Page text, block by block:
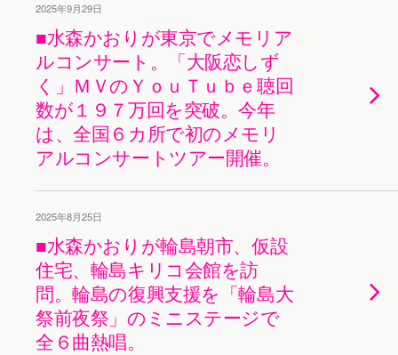
2025年9月29日
■水森かおりが東京でメモリア
ルコンサート。「大阪恋しず
く」ＭＶのＹｏｕＴｕｂｅ聴回
数が１９７万回を突破。今年
は、全国６カ所で初のメモリ
アルコンサートツアー開催。
2025年8月25日
■水森かおりが輪島朝市、仮設
住宅、輪島キリコ会館を訪
問。輪島の復興支援を「輪島大
祭前夜祭」のミニステージで
全６曲熱唱。